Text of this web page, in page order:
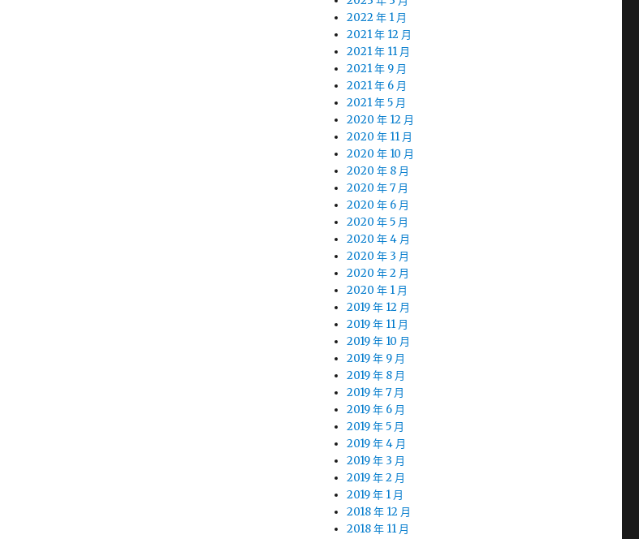
2022 年 1 月
2021 年 12 月
2021 年 11 月
2021 年 9 月
2021 年 6 月
2021 年 5 月
2020 年 12 月
2020 年 11 月
2020 年 10 月
2020 年 8 月
2020 年 7 月
2020 年 6 月
2020 年 5 月
2020 年 4 月
2020 年 3 月
2020 年 2 月
2020 年 1 月
2019 年 12 月
2019 年 11 月
2019 年 10 月
2019 年 9 月
2019 年 8 月
2019 年 7 月
2019 年 6 月
2019 年 5 月
2019 年 4 月
2019 年 3 月
2019 年 2 月
2019 年 1 月
2018 年 12 月
2018 年 11 月